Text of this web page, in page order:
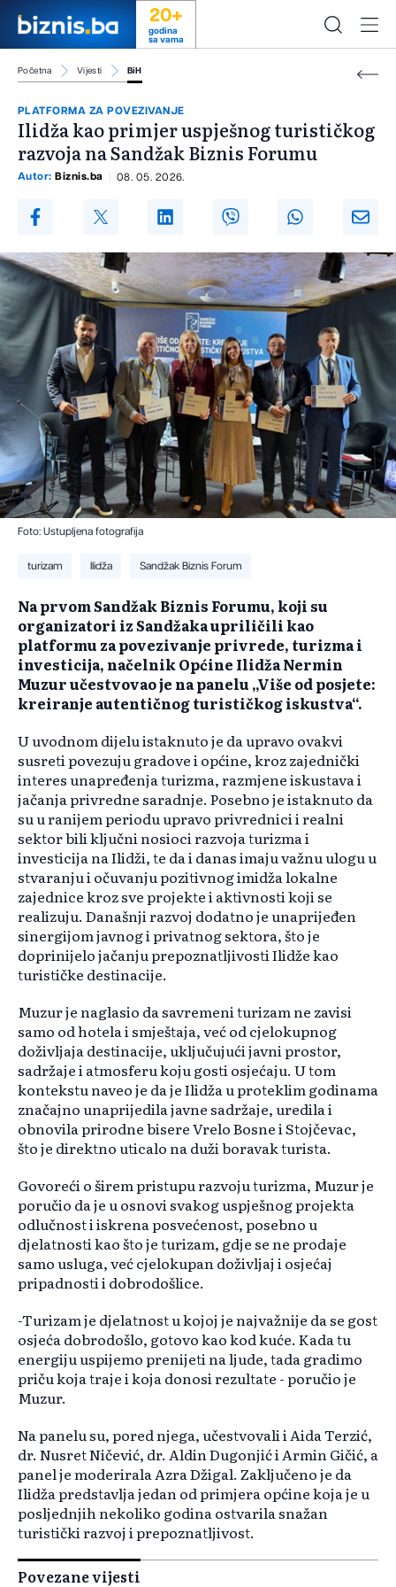
20+
godina
sa vama
Početna Vijesti BiH
PLATFORMA ZA POVEZIVANJE
Ilidža kao primjer uspješnog turističkog
razvoja na Sandžak Biznis Forumu
Autor: Biznis.ba 08. 05. 2026.
Foto: Ustupljena fotografija
turizam Ilidža Sandžak Biznis Forum
Na prvom Sandžak Biznis Forumu, koji su
organizatori iz Sandžaka upriličili kao
platformu za povezivanje privrede, turizma i
investicija, načelnik Općine Ilidža Nermin
Muzur učestvovao je na panelu „Više od posjete:
kreiranje autentičnog turističkog iskustva“.
U uvodnom dijelu istaknuto je da upravo ovakvi
susreti povezuju gradove i općine, kroz zajednički
interes unapređenja turizma, razmjene iskustava i
jačanja privredne saradnje. Posebno je istaknuto da
su u ranijem periodu upravo privrednici i realni
sektor bili ključni nosioci razvoja turizma i
investicija na Ilidži, te da i danas imaju važnu ulogu u
stvaranju i očuvanju pozitivnog imidža lokalne
zajednice kroz sve projekte i aktivnosti koji se
realizuju. Današnji razvoj dodatno je unaprijeđen
sinergijom javnog i privatnog sektora, što je
doprinijelo jačanju prepoznatljivosti Ilidže kao
turističke destinacije.
Muzur je naglasio da savremeni turizam ne zavisi
samo od hotela i smještaja, već od cjelokupnog
doživljaja destinacije, uključujući javni prostor,
sadržaje i atmosferu koju gosti osjećaju. U tom
kontekstu naveo je da je Ilidža u proteklim godinama
značajno unaprijedila javne sadržaje, uredila i
obnovila prirodne bisere Vrelo Bosne i Stojčevac,
što je direktno uticalo na duži boravak turista.
Govoreći o širem pristupu razvoju turizma, Muzur je
poručio da je u osnovi svakog uspješnog projekta
odlučnost i iskrena posvećenost, posebno u
djelatnosti kao što je turizam, gdje se ne prodaje
samo usluga, već cjelokupan doživljaj i osjećaj
pripadnosti i dobrodošlice.
-Turizam je djelatnost u kojoj je najvažnije da se gost
osjeća dobrodošlo, gotovo kao kod kuće. Kada tu
energiju uspijemo prenijeti na ljude, tada gradimo
priču koja traje i koja donosi rezultate - poručio je
Muzur.
Na panelu su, pored njega, učestvovali i Aida Terzić,
dr. Nusret Ničević, dr. Aldin Dugonjić i Armin Gičić, a
panel je moderirala Azra Džigal. Zaključeno je da
Ilidža predstavlja jedan od primjera općine koja je u
posljednjih nekoliko godina ostvarila snažan
turistički razvoj i prepoznatljivost.
Povezane vijesti